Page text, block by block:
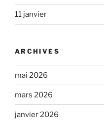
11 janvier
ARCHIVES
mai 2026
mars 2026
janvier 2026